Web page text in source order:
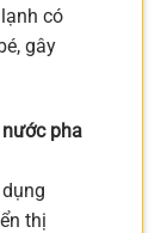
có
gây
pha
thị